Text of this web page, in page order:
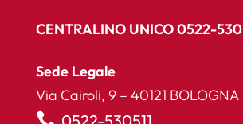
CENTRALINO UNICO 0522-
Sede Legale
Via Cairoli, 9 – 40121 BOLOGNA